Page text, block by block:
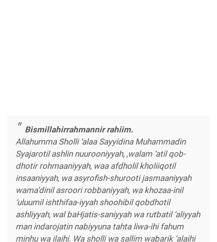
Bismillahirrahmannir rahiim.
Allahumma Sholli ‘alaa Sayyidina Muhammadin
Syajarotil ashlin nuurooniyyah, ,walam ‘atil qob-
dhotir rohmaaniyyah, waa afdholil kholiiqotil
insaaniyyah, wa asyrofish-shurooti jasmaaniyyah
wama’dinil asroori robbaniyyah, wa khozaa-inil
‘uluumil ishthifaa-iyyah shoohibil qobdhotil
ashliyyah, wal baHjatis-saniyyah wa rutbatil ‘aliyyah
man indarojatin nabiyyuna tahta liwa-ihi fahum
minhu wa ilaihi. Wa sholli wa sallim wabarik ‘alaihi